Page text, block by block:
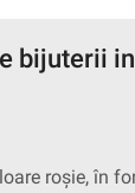
bijuterii
roșie, în